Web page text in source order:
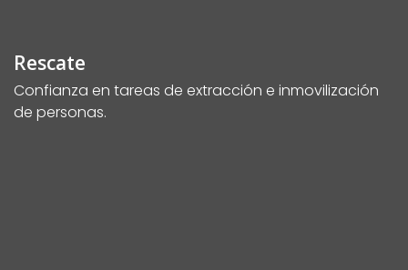
Rescate
Confianza en tareas de extracción e inmovilización
de personas.